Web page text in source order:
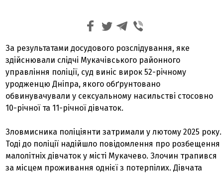
За результатами досудового розслідування, яке
здійснювали слідчі Мукачівського районного
управління поліції, суд виніс вирок 52-річному
уродженцю Дніпра, якого обґрунтовано
обвинувачували у сексуальному насильстві стосовно
10-річної та 11-річної дівчаток.
Зловмисника поліціянти затримали у лютому 2025 року.
Тоді до поліції надійшло повідомлення про розбещення
малолітніх дівчаток у місті Мукачево. Злочин трапився
за місцем проживання однієї з потерпілих. Дівчата